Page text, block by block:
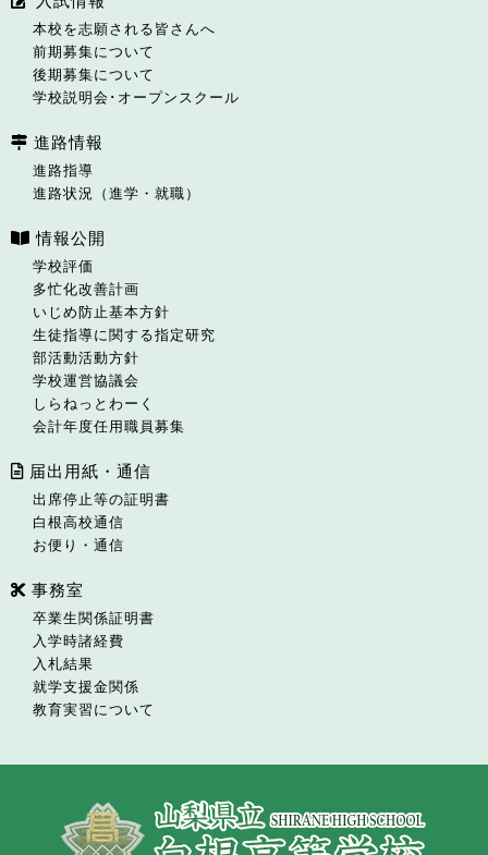
本校を志願される皆さんへ
前期募集について
後期募集について
学校説明会･オープンスクール
進路情報
進路指導
進路状況（進学・就職）
情報公開
学校評価
多忙化改善計画
いじめ防止基本方針
生徒指導に関する指定研究
部活動活動方針
学校運営協議会
しらねっとわーく
会計年度任用職員募集
届出用紙・通信
出席停止等の証明書
白根高校通信
お便り・通信
事務室
卒業生関係証明書
入学時諸経費
入札結果
就学支援金関係
教育実習について